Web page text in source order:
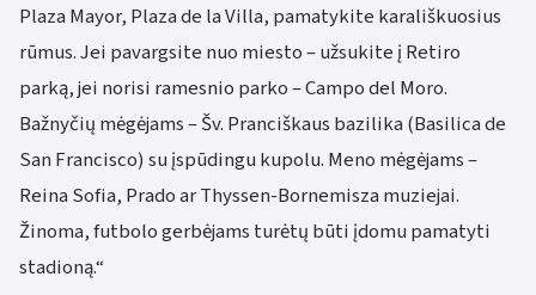
Plaza Mayor, Plaza de la Villa, pamatykite karališkuosius
rūmus. Jei pavargsite nuo miesto – užsukite į Retiro
parką, jei norisi ramesnio parko – Campo del Moro.
Bažnyčių mėgėjams – Šv. Pranciškaus bazilika (Basilica de
San Francisco) su įspūdingu kupolu. Meno mėgėjams –
Reina Sofia, Prado ar Thyssen-Bornemisza muziejai.
Žinoma, futbolo gerbėjams turėtų būti įdomu pamatyti
stadioną.“